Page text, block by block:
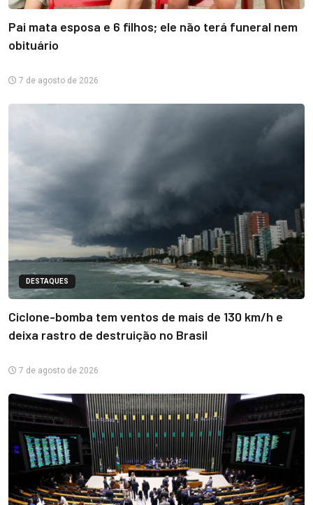
Pai mata esposa e 6 filhos; ele não terá funeral nem
obituário
7 de agosto de 2026
DESTAQUES
Ciclone-bomba tem ventos de mais de 130 km/h e
deixa rastro de destruição no Brasil
7 de agosto de 2026